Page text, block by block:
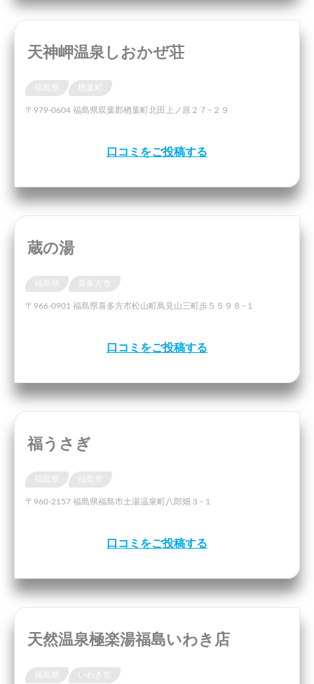
天神岬温泉しおかぜ荘
楢葉町
〒979-0604 福島県双葉郡楢葉町北田上ノ原２７−２９
口コミをご投稿する
蔵の湯
〒966-0901 福島県喜多方市松山町鳥見山三町歩５５９８−１
口コミをご投稿する
福うさぎ
〒960-2157 福島県福島市土湯温泉町八郎畑３−１
口コミをご投稿する
天然温泉極楽湯福島いわき店
いわき市